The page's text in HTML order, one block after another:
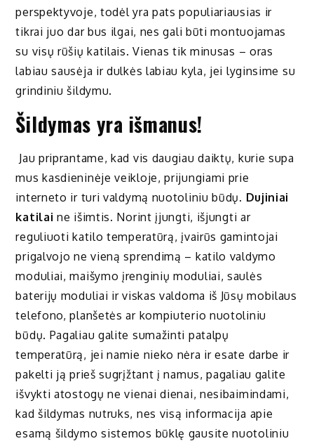
perspektyvoje, todėl yra pats populiariausias ir
tikrai juo dar bus ilgai, nes gali būti montuojamas
su visų rūšių katilais. Vienas tik minusas – oras
labiau sausėja ir dulkės labiau kyla, jei lyginsime su
grindiniu šildymu.
Šildymas yra išmanus!
Jau priprantame, kad vis daugiau daiktų, kurie supa
mus kasdieninėje veikloje, prijungiami prie
interneto ir turi valdymą nuotoliniu būdų. Dujiniai
katilai ne išimtis. Norint įjungti, išjungti ar
reguliuoti katilo temperatūrą, įvairūs gamintojai
prigalvojo ne vieną sprendimą – katilo valdymo
moduliai, maišymo įrenginių moduliai, saulės
baterijų moduliai ir viskas valdoma iš Jūsų mobilaus
telefono, planšetės ar kompiuterio nuotoliniu
būdų. Pagaliau galite sumažinti patalpų
temperatūrą, jei namie nieko nėra ir esate darbe ir
pakelti ją prieš sugrįžtant į namus, pagaliau galite
išvykti atostogų ne vienai dienai, nesibaimindami,
kad šildymas nutruks, nes visą informacija apie
esamą šildymo sistemos būklę gausite nuotoliniu